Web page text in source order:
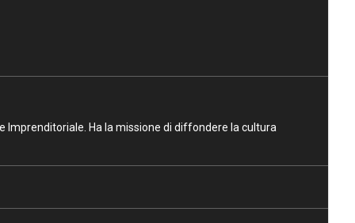
Imprenditoriale. Ha la missione di diffondere la cultura